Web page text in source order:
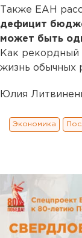
Также ЕАН
дефицит
может быть
Как
жизнь обычных
Юлия
Экономика